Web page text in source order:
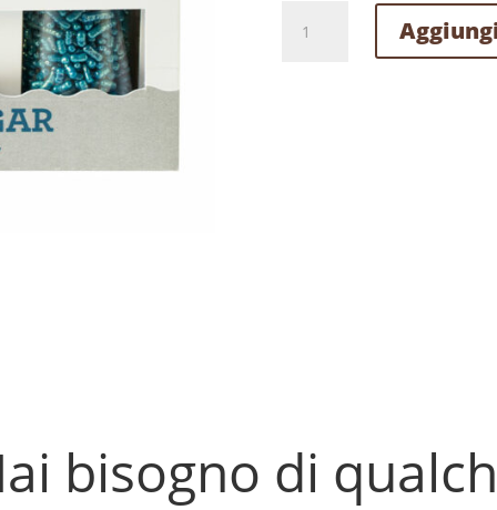
DECORSUGAR
AZZURO
bisogno di